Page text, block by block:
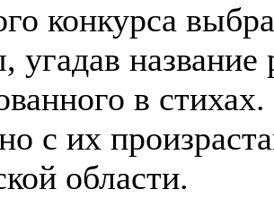
конкурса
угадав название
в
с их
области.